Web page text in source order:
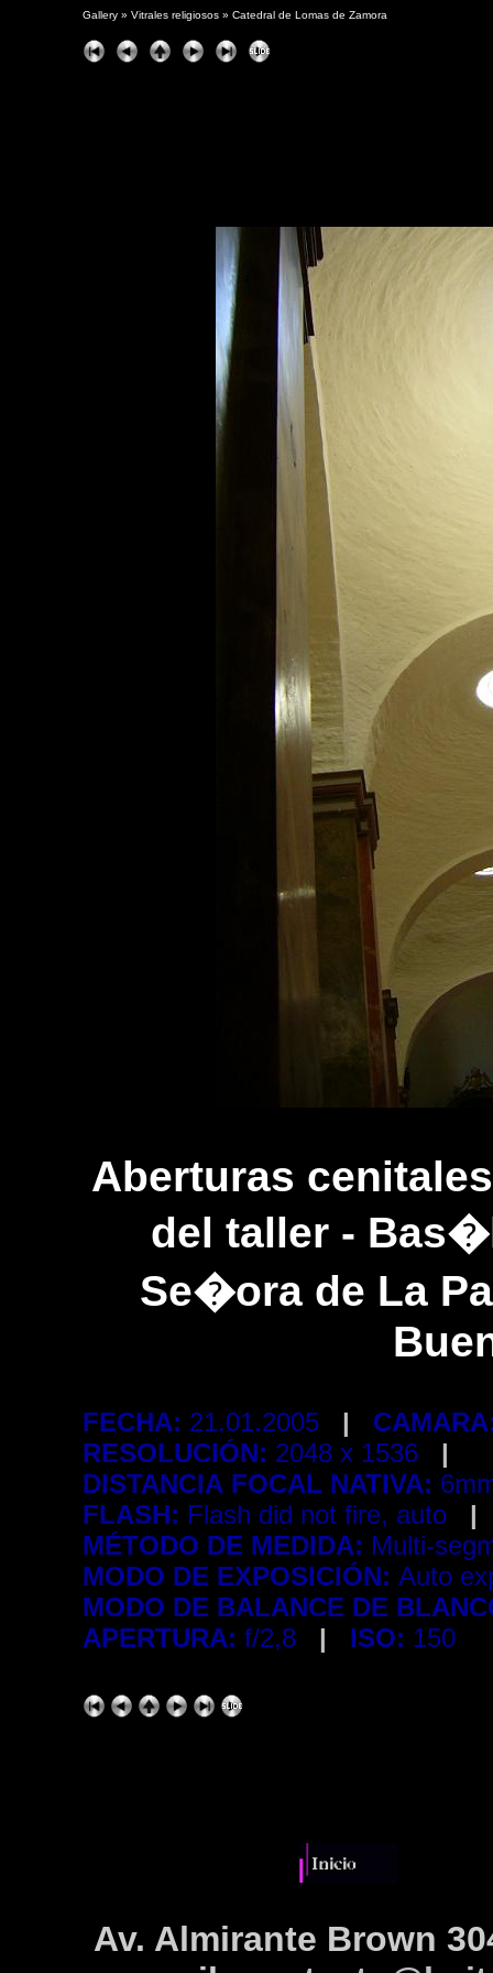
Gallery » Vitrales religiosos » Catedral de Lomas de Zamora
Aberturas
del taller -
Se�ora de La
FECHA: 21.01.2005 |
RESOLUCIÓN: 2048 x 1536
|
DISTANCIA FOCAL NATIVA:
FLASH: Flash did not fire, auto
|
MÉTODO DE MEDIDA: Multi-
MODO DE EXPOSICIÓN: Auto
MODO DE BALANCE DE
APERTURA: f/2,8 | ISO: 150
Av. Almirante Brown